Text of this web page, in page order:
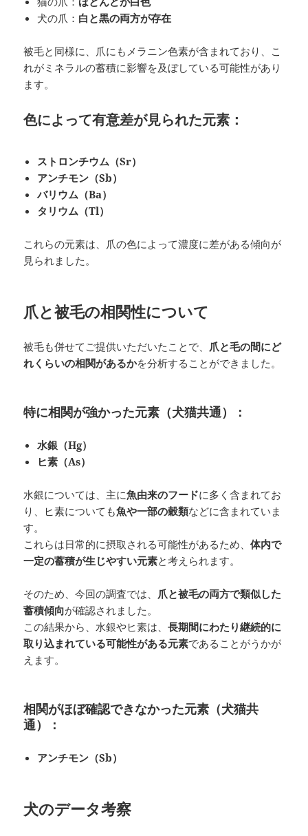
犬の爪： 白と黒の両方が存在
被毛と同様に、爪にもメラニン色素が含まれており、こ
れがミネラルの蓄積に影響を及ぼしている可能性があり
ます。
色によって有意差が見られた元素：
ストロンチウム（Sr）
アンチモン（Sb）
バリウム（Ba）
タリウム（Tl）
これらの元素は、爪の色によって濃度に差がある傾向が
見られました。
爪と被毛の相関性について
被毛も併せてご提供いただいたことで、 爪と毛の間にど
れくらいの相関があるかを分析することができました。
特に相関が強かった元素（犬猫共通）：
水銀（Hg）
ヒ素（As）
水銀については、主に魚由来のフードに多く含まれてお
り、ヒ素についても魚や一部の穀類などに含まれていま
す。
これらは日常的に摂取される可能性があるため、体内で
一定の蓄積が生じやすい元素と考えられます。
そのため、今回の調査では、 爪と被毛の両方で類似した
蓄積傾向が確認されました。
この結果から、水銀やヒ素は、長期間にわたり継続的に
取り込まれている可能性がある元素であることがうかが
えます。
相関がほぼ確認できなかった元素（犬猫共
通）：
アンチモン（Sb）
犬のデータ考察